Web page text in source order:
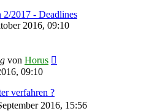
2/2017 - Deadlines
2016, 09:10
von Horus
09:10
verfahren ?
2016, 15:56